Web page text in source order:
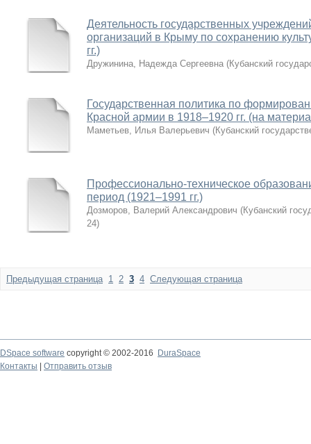
Деятельность государственных
организаций в Крыму по сохранению
гг.)
Дружинина, Надежда Сергеевна (Кубанский
Государственная политика по
Красной армии в 1918–1920 гг. (на
Маметьев, Илья Валерьевич (Кубанский
Профессионально-техническое
период (1921–1991 гг.)
Дозморов, Валерий Александрович (Кубанский
24)
Предыдущая страница 1 2 3 4 Следующая страница
DSpace software copyright © 2002-2016
DuraSpace
Контакты
Отправить отзыв